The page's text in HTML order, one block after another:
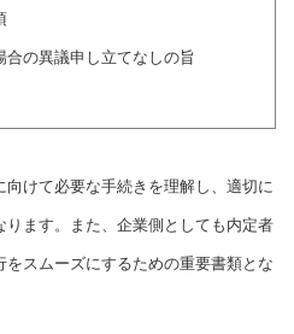
の異議申し立てなしの旨
けて必要な手続きを理解し、適切に
ます。また、企業側としても内定者
スムーズにするための重要書類とな